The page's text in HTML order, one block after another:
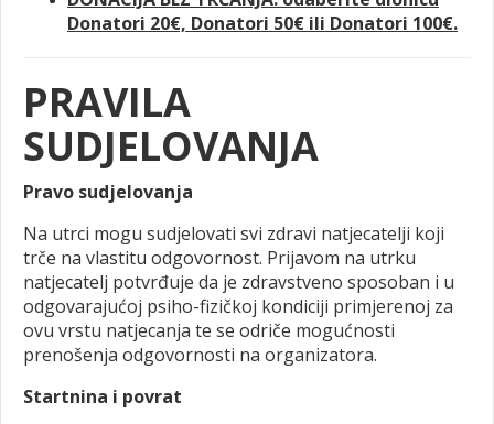
Donatori 20€, Donatori 50€ ili Donatori 100€.
PRAVILA
SUDJELOVANJA
Pravo sudjelovanja
Na utrci mogu sudjelovati svi zdravi natjecatelji koji
trče na vlastitu odgovornost. Prijavom na utrku
natjecatelj potvrđuje da je zdravstveno sposoban i u
odgovarajućoj psiho-fizičkoj kondiciji primjerenoj za
ovu vrstu natjecanja te se odriče mogućnosti
prenošenja odgovornosti na organizatora.
Startnina i povrat